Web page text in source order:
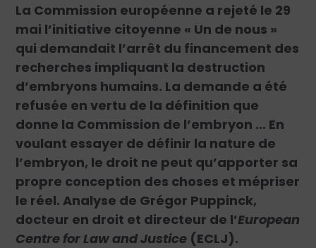
La Commission européenne a rejeté le 29
mai l’initiative citoyenne « Un de nous »
qui demandait l’arrêt du financement des
recherches impliquant la destruction
d’embryons humains. La demande a été
refusée en vertu de la définition que
donne la Commission de l’embryon … En
voulant essayer de définir la nature de
l’embryon, le droit ne peut qu’apporter sa
propre conception des choses et mépriser
le réel. Analyse de Grégor Puppinck,
docteur en droit et directeur de l’European
Centre for Law and Justice (ECLJ).